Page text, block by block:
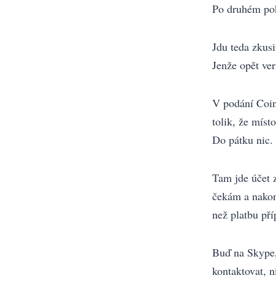
Po druhém
Jdu teda
Jenže opět
V podání
tolik, že
Do pátku nic.
Tam jde účet
čekám a
než platbu
Buď na
kontaktovat,